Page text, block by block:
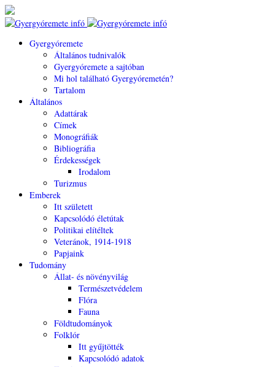
Gyergyóremete
Általános tudnivalók
Gyergyóremete a sajtóban
Mi hol található Gyergyóremetén?
Tartalom
Általános
Adattárak
Címek
Monográfiák
Bibliográfia
Érdekességek
Irodalom
Turizmus
Emberek
Itt született
Kapcsolódó életútak
Politikai elítéltek
Veteránok, 1914-1918
Papjaink
Tudomány
Állat- és növényvilág
Természetvédelem
Flóra
Fauna
Földtudományok
Folklór
Itt gyűjtötték
Kapcsolódó adatok